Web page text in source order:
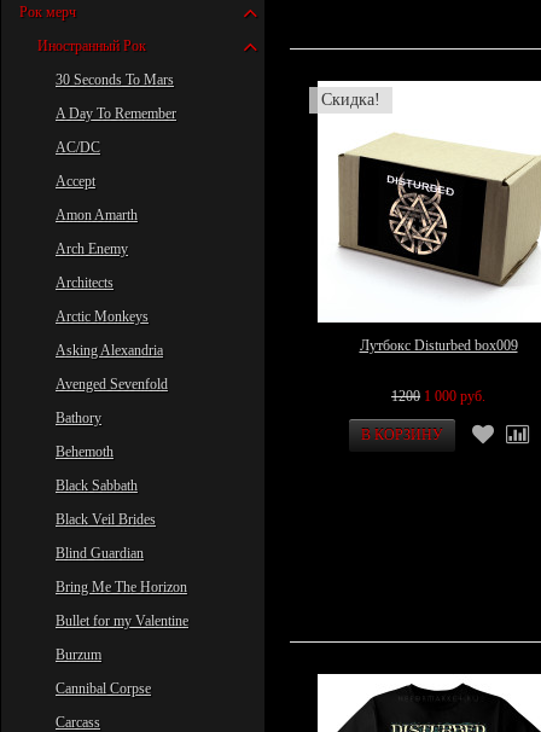
Рок мерч
Иностранный Рок
30 Seconds To Mars
A Day To Remember
AC/DC
Accept
Amon Amarth
Arch Enemy
Architects
Arctic Monkeys
Asking Alexandria
Avenged Sevenfold
Bathory
Behemoth
Black Sabbath
Black Veil Brides
Blind Guardian
Bring Me The Horizon
Bullet for my Valentine
Burzum
Cannibal Corpse
Carcass
Скидка!
Лутбокс Disturbed box009
1200 1 000 руб.